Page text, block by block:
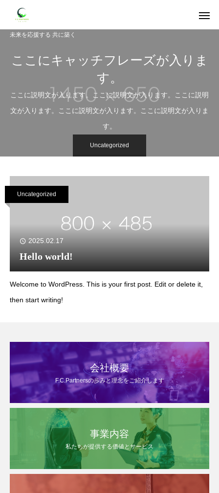
未来を応援する 共に築く
ここにキャッチフレーズが入りま
す。
ここに説明文が入ります。ここに説明文が入ります。ここに説明
文が入ります。ここに説明文が入ります。ここに説明文が入りま
す。
Uncategorized
Uncategorized
2025.02.17
Hello world!
Welcome to WordPress. This is your first post. Edit or delete it,
then start writing!
会社概要
F.C.Partnersの歩みと理念をご紹介します
事業内容
私たちが提供する価値とサービス